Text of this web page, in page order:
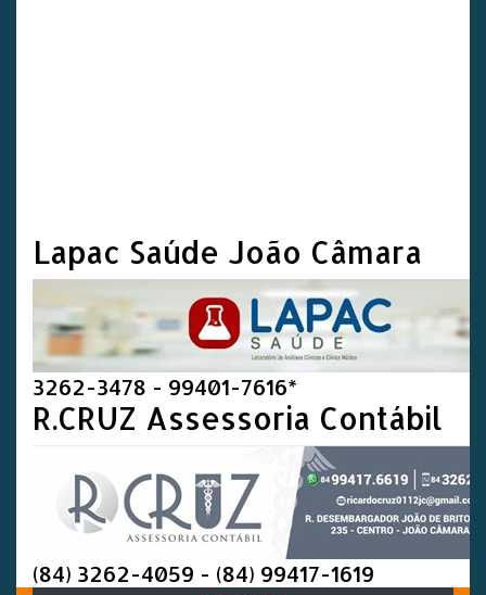
Lapac Saúde João Câmara
3262-3478 - 99401-7616*
R.CRUZ Assessoria Contábil
(84) 3262-4059 - (84) 99417-1619